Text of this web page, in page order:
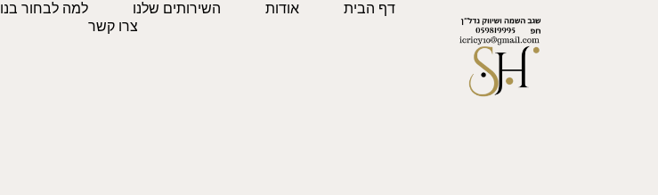
דף הבית אודות השירותים שלנו למה לבחור בנו
צרו קשר